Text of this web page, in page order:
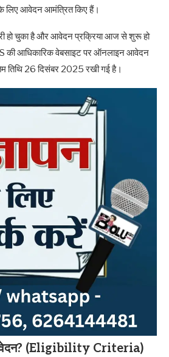
लिए आवेदन आमंत्रित किए हैं।
हो चुका है और आवेदन प्रक्रिया आज से शुरू हो
की आधिकारिक वेबसाइट पर ऑनलाइन आवेदन
26 दिसंबर 2025 रखी गई है।
(Eligibility Criteria)